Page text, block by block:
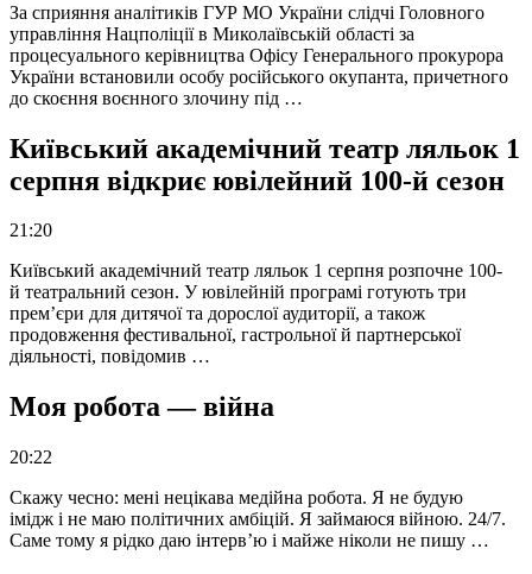
За сприяння аналітиків ГУР МО України слідчі Головного
управління Нацполіції в Миколаївській області за
процесуального керівництва Офісу Генерального прокурора
України встановили особу російського окупанта, причетного
до скоєння воєнного злочину під …
Київський академічний театр ляльок 1
серпня відкриє ювілейний 100-й сезон
21:20
Київський академічний театр ляльок 1 серпня розпочне 100-
й театральний сезон. У ювілейній програмі готують три
прем’єри для дитячої та дорослої аудиторії, а також
продовження фестивальної, гастрольної й партнерської
діяльності, повідомив …
Моя робота — війна
20:22
Скажу чесно: мені нецікава медійна робота. Я не будую
імідж і не маю політичних амбіцій. Я займаюся війною. 24/7.
Саме тому я рідко даю інтерв’ю і майже ніколи не пишу …